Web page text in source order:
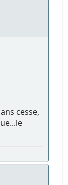
cesse,